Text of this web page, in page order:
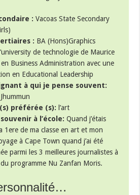
: Vacoas State Secondary
: BA (Hons)Graphics
de technologie de Maurice
Business Administration avec une
en Educational Leadership
à qui je pense souvent:
préférée (s): l’art
à l’école: Quand j’étais
1ere de ma classe en art et mon
à Cape Town quand j’ai été
parmi les 3 meilleures journalistes à
du programme Nu Zanfan Moris.